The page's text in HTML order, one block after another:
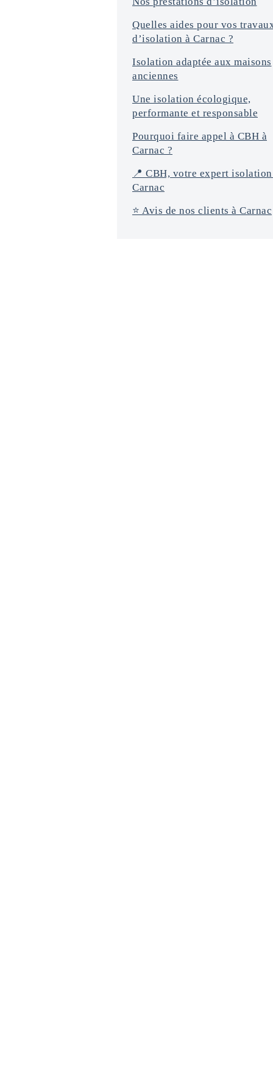
Quelles aides pour vos
d’isolation à Carnac ?
Isolation adaptée aux maisons
anciennes
Une isolation écologique,
performante et responsable
Pourquoi faire appel à CBH à
Carnac ?
📍 CBH, votre expert isolation
Carnac
⭐️ Avis de nos clients à Carnac